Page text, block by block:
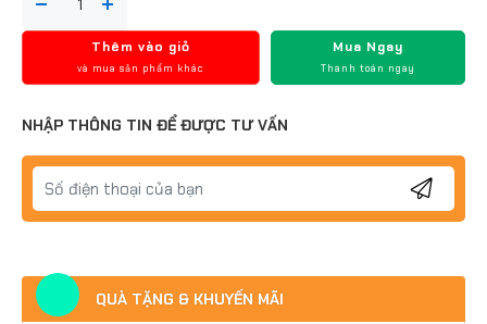
Thêm vào giỏ
và mua sản phẩm khác
Mua Ngay
Thanh toán ngay
NHẬP THÔNG TIN ĐỂ ĐƯỢC TƯ VẤN
QUÀ TẶNG & KHUYẾN MÃI